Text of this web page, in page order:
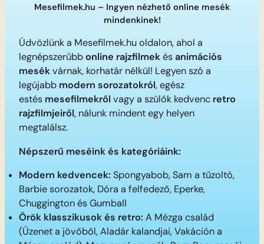
Mesefilmek.hu – Ingyen nézhető online mesék
mindenkinek!
Üdvözlünk a Mesefilmek.hu oldalon, ahol a
legnépszerűbbonline rajzfilmekésanimációs
mesékvárnak, korhatár nélkül! Legyen szó a
legújabb modern sorozatokról, egész
estés mesefilmekről vagy a szülők kedvenc retro
rajzfilmjeiről, nálunk mindent egy helyen
megtalálsz.
Népszerű meséink és kategóriáink:
Modern kedvencek: Spongyabob, Sam a tűzoltó,
Barbie sorozatok, Dóra a felfedező, Eperke,
Chuggington és Gumball
Örök klasszikusok és retro: A Mézga család
(Üzenet a jövőből, Aladár kalandjai, Vakáción a